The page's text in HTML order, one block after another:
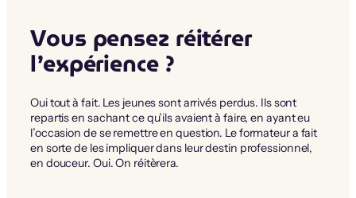
Vous pensez réitérer
l’expérience ?
Oui tout à fait. Les jeunes sont arrivés perdus. Ils sont
repartis en sachant ce qu’ils avaient à faire, en ayant eu
l’occasion de se remettre en question. Le formateur a fait
en sorte de les impliquer dans leur destin professionnel,
en douceur. Oui. On réitèrera.